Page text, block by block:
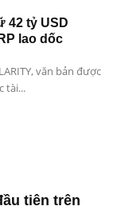
42 tỷ USD
lao dốc
văn bản được
tài...
tiên trên